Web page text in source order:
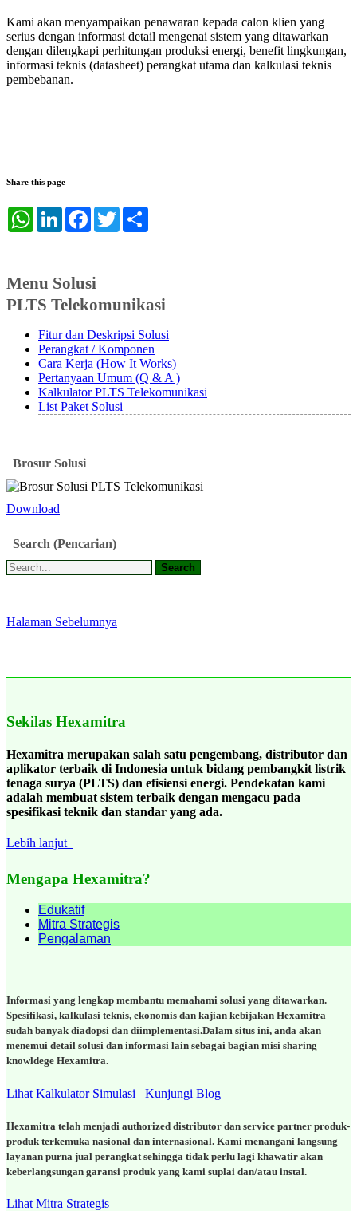
Kami akan menyampaikan penawaran kepada calon klien yang
serius dengan informasi detail mengenai sistem yang ditawarkan
dengan dilengkapi perhitungan produksi energi, benefit lingkungan,
informasi teknis (datasheet) perangkat utama dan kalkulasi teknis
pembebanan.
Share this page
WhatsAppLinkedInFacebook
Twitter
Menu Solusi
PLTS Telekomunikasi
Fitur dan Deskripsi Solusi
Perangkat / Komponen
Cara Kerja (How It Works)
Pertanyaan Umum (Q & A )
Kalkulator PLTS Telekomunikasi
List Paket Solusi
Brosur Solusi
Download
Search (Pencarian)
Halaman Sebelumnya
Sekilas Hexamitra
Hexamitra merupakan salah satu pengembang, distributor dan
aplikator terbaik di Indonesia untuk bidang pembangkit listrik
tenaga surya (PLTS) dan efisiensi energi. Pendekatan kami
adalah membuat sistem terbaik dengan mengacu pada
spesifikasi teknik dan standar yang ada.
Lebih lanjut
Mengapa Hexamitra?
Edukatif
Mitra Strategis
Pengalaman
Informasi yang lengkap membantu memahami solusi yang ditawarkan.
Spesifikasi, kalkulasi teknis, ekonomis dan kajian kebijakan Hexamitra
sudah banyak diadopsi dan diimplementasi.Dalam situs ini, anda akan
menemui detail solusi dan informasi lain sebagai bagian misi sharing
knowldege Hexamitra.
Lihat Kalkulator Simulasi Kunjungi Blog
Hexamitra telah menjadi authorized distributor dan service partner produk-
produk terkemuka nasional dan internasional. Kami menangani langsung
layanan purna jual perangkat sehingga tidak perlu lagi khawatir akan
keberlangsungan garansi produk yang kami suplai dan/atau instal.
Lihat Mitra Strategis